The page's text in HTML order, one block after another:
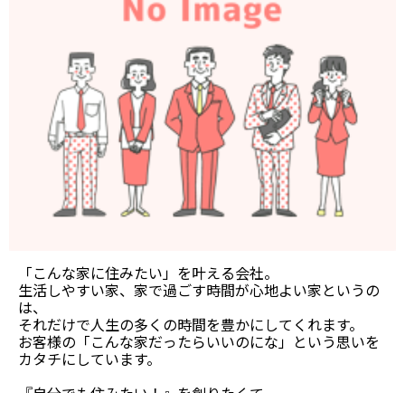
「こんな家に住みたい」を叶える会社。
生活しやすい家、家で過ごす時間が心地よい家というの
は、
それだけで人生の多くの時間を豊かにしてくれます。
お客様の「こんな家だったらいいのにな」という思いを
カタチにしています。